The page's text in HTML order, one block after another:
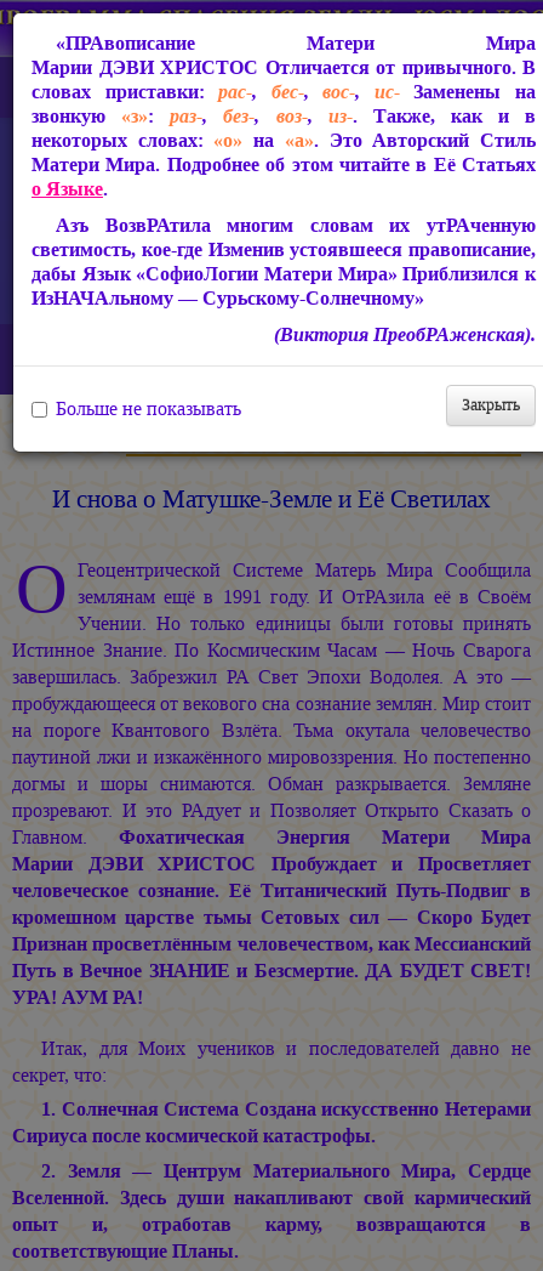
Статьи Марии ДЭВИ ХРИСТОС
Статьи 2007-2026 гг.
И снова о Матушке-Земле и Её Светилах
Мария ДЭВИ ХРИСТОС
И снова о Матушке-Земле и Её Светилах
О Геоцентрической Системе Матерь Мира Сообщила
землянам ещё в 1991 году. И ОтРАзила её в Своём
Учении. Но только единицы были готовы принять
Истинное Знание. По Космическим Часам — Ночь Сварога
завершилась. Забрезжил РА Свет Эпохи Водолея. А это —
пробуждающееся от векового сна сознание землян. Мир стоит
на пороге Квантового Взлёта. Тьма окутала человечество
паутиной лжи и изкажённого мировоззрения. Но постепенно
догмы и шоры снимаются. Обман разкрывается. Земляне
прозревают. И это РАдует и Позволяет Открыто Сказать о
Главном. Фохатическая Энергия Матери Мира
Марии ДЭВИ ХРИСТОС Пробуждает и Просветляет
человеческое сознание. Её Титанический Путь-Подвиг в
кромешном царстве тьмы Сетовых сил — Скоро Будет
Признан просветлённым человечеством, как Мессианский
Путь в Вечное ЗНАНИЕ и Безсмертие. ДА БУДЕТ СВЕТ!
УРА! АУМ РА!
Итак, для Моих учеников и последователей давно не
секрет, что:
1. Солнечная Система Создана искусственно Нетерами
Сириуса после космической катастрофы.
2. Земля — Центрум Материального Мира, Сердце
Вселенной. Здесь души накапливают свой кармический
опыт и, отработав карму, возвращаются в
соответствующие Планы.
«ПРАвописание Матери Мира
Марии ДЭВИ ХРИСТОС Отличается от привычного. В
словах приставки:рас-, бес-,вос-, ис-Заменены на
звонкую «з»:раз-,без-, воз-, из-. Также, как и в
некоторых словах: «о» на «а». Это Авторский Стиль
Матери Мира. Подробнее об этом читайте в Её Статьях
о Языке.
Азъ ВозвРАтила многим словам их утРАченную
светимость, кое-где Изменив устоявшееся правописание,
дабы Язык «СофиоЛогии Матери Мира» Приблизился к
ИзНАЧАльному — Сурьскому-Солнечному»
(Виктория ПреобРАженская).
Закрыть
Больше не показывать